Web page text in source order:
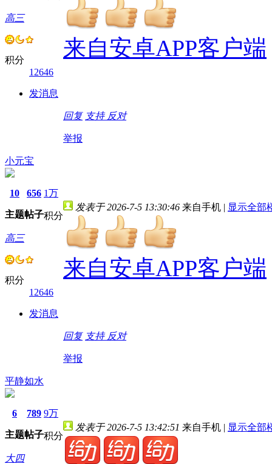
高三
积分
12646
发消息
来自安卓APP客户端
回复 支持 反对
举报
小元宝
10
主题
656
帖子
1万
积分
高三
积分
12646
发消息
发表于 2026-7-5 13:30:46 来自手机 | 显示全部
来自安卓APP客户端
回复 支持 反对
举报
平静如水
6
主题
789
帖子
9万
积分
大四
发表于 2026-7-5 13:42:51 来自手机 | 显示全部